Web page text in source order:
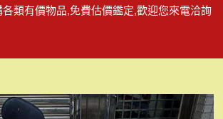
類有價物品,免費估價鑑定,歡迎您來電洽詢